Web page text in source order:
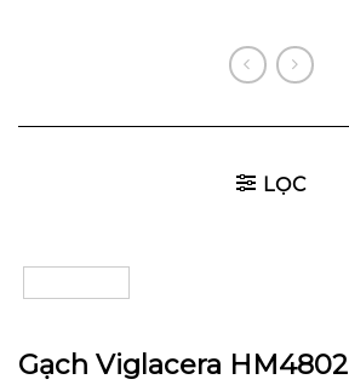
LỌC
Gạch Viglacera HM4802